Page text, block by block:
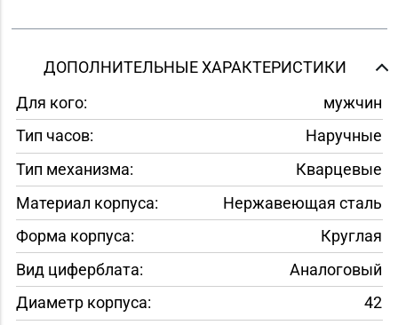
ДОПОЛНИТЕЛЬНЫЕ ХАРАКТЕРИСТИКИ
Для кого:
мужчин
Тип часов:
Наручные
Тип механизма:
Кварцевые
Материал корпуса:
Нержавеющая сталь
Форма корпуса:
Круглая
Вид циферблата:
Аналоговый
Диаметр корпуса:
42